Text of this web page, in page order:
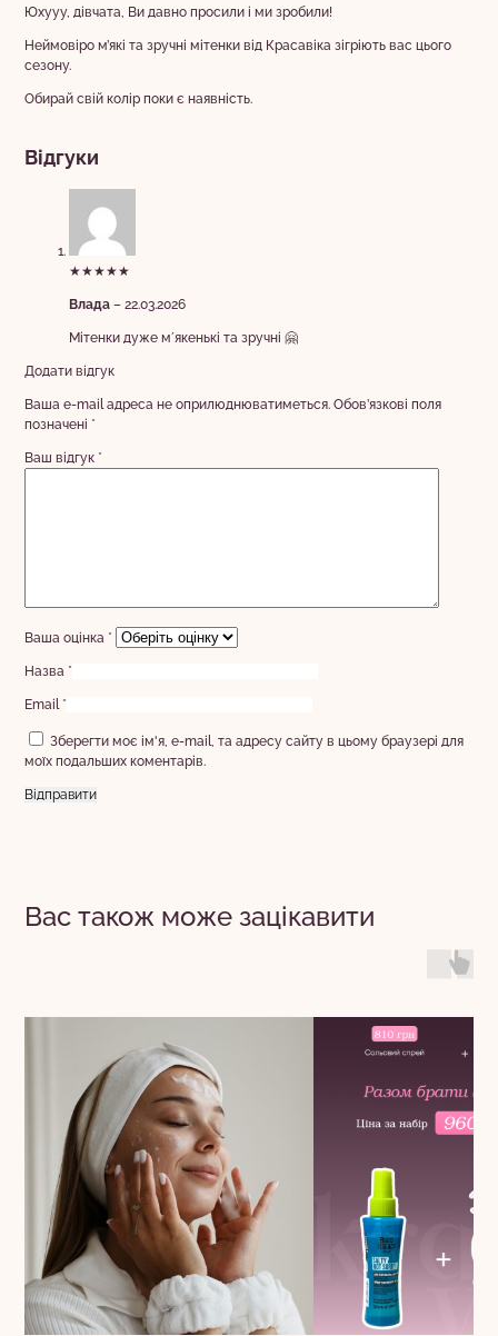
Юхууу, дівчата, Ви давно просили і ми зробили!
Неймовіро м’які та зручні мітенки від Красавіка зігріють вас цього
сезону.
Обирай свій колір поки є наявність.
Відгуки
★★★★★
Влада– 22.03.2026
Мітенки дуже мʼякенькі та зручні 🤗
Додати відгук
Ваша e-mail адреса не оприлюднюватиметься. Обов’язкові поля
позначені *
Ваш відгук *
Ваша оцінка *
Назва *
Email *
Зберегти моє ім'я, e-mail, та адресу сайту в цьому браузері для
моїх подальших коментарів.
Вас також може зацікавити